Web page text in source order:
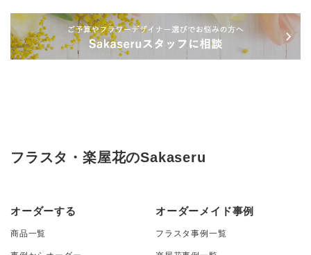
フラスタ・楽屋花のSakaseru
オーダーする
商品一覧
オーダーメイド事例
フラスタ事例一覧